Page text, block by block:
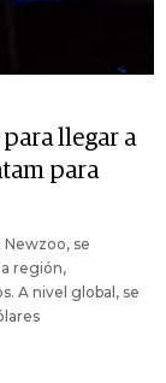
llegar a
para
se
región,
A nivel global, se